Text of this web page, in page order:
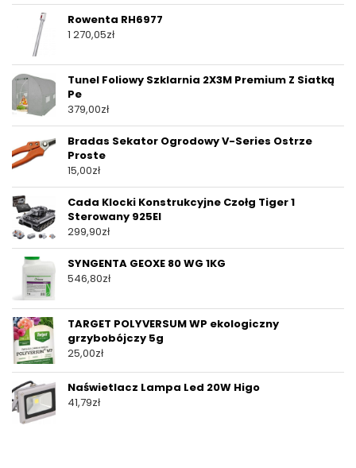
Rowenta RH6977
1 270,05zł
Tunel Foliowy Szklarnia 2X3M Premium Z Siatką
Pe
379,00zł
Bradas Sekator Ogrodowy V-Series Ostrze
Proste
15,00zł
Cada Klocki Konstrukcyjne Czołg Tiger 1
Sterowany 925El
299,90zł
SYNGENTA GEOXE 80 WG 1KG
546,80zł
TARGET POLYVERSUM WP ekologiczny
grzybobójczy 5g
25,00zł
Naświetlacz Lampa Led 20W Higo
41,79zł